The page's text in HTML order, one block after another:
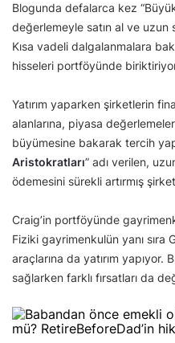
Blogunda defalarca kez
değerlemeyle satın al ve uzun
Kısa vadeli dalgalanmalara
hisseleri portföyünde
Yatırım yaparken şirketlerin
alanlarına, piyasa
büyümesine bakarak tercih
Aristokratları” adı verilen,
ödemesini sürekli artırmış
Craig’in portföyünde
Fiziki gayrimenkulün yanı sıra
araçlarına da yatırım
sağlarken farklı fırsatları da